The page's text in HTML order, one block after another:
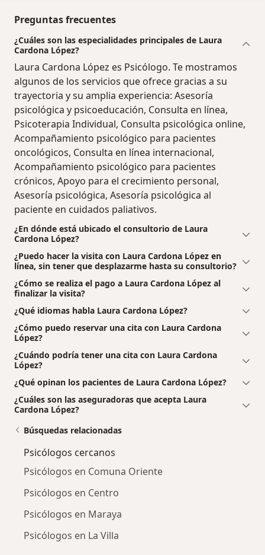
Preguntas frecuentes
¿Cuáles son las especialidades principales de Laura
Cardona López?
Laura Cardona López es Psicólogo. Te mostramos
algunos de los servicios que ofrece gracias a su
trayectoria y su amplia experiencia: Asesoría
psicológica y psicoeducación, Consulta en línea,
Psicoterapia Individual, Consulta psicológica online,
Acompañamiento psicológico para pacientes
oncológicos, Consulta en línea internacional,
Acompañamiento psicológico para pacientes
crónicos, Apoyo para el crecimiento personal,
Asesoría psicológica, Asesoría psicológica al
paciente en cuidados paliativos.
¿En dónde está ubicado el consultorio de Laura
Cardona López?
¿Puedo hacer la visita con Laura Cardona López en
línea, sin tener que desplazarme hasta su consultorio?
¿Cómo se realiza el pago a Laura Cardona López al
finalizar la visita?
¿Qué idiomas habla Laura Cardona López?
¿Cómo puedo reservar una cita con Laura Cardona
López?
¿Cuándo podría tener una cita con Laura Cardona
López?
¿Qué opinan los pacientes de Laura Cardona López?
¿Cuáles son las aseguradoras que acepta Laura
Cardona López?
Búsquedas relacionadas
Psicólogos cercanos
Psicólogos en Comuna Oriente
Psicólogos en Centro
Psicólogos en Maraya
Psicólogos en La Villa